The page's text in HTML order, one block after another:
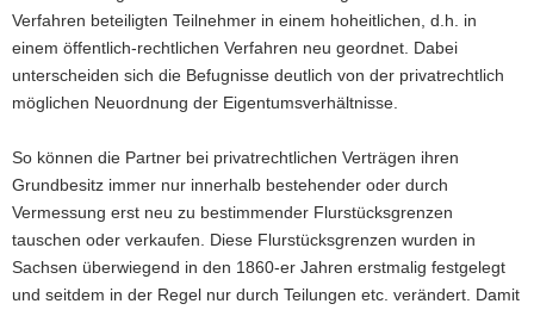
Verfahren beteiligten Teilnehmer in einem hoheitlichen, d.h. in
einem öffentlich-rechtlichen Verfahren neu geordnet. Dabei
unterscheiden sich die Befugnisse deutlich von der privatrechtlich
möglichen Neuordnung der Eigentumsverhältnisse.
So können die Partner bei privatrechtlichen Verträgen ihren
Grundbesitz immer nur innerhalb bestehender oder durch
Vermessung erst neu zu bestimmender Flurstücksgrenzen
tauschen oder verkaufen. Diese Flurstücksgrenzen wurden in
Sachsen überwiegend in den 1860-er Jahren erstmalig festgelegt
und seitdem in der Regel nur durch Teilungen etc. verändert. Damit